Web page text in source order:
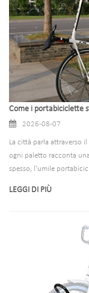
Come i portabiciclette
2026-08-07
La città parla attraverso
ogni paletto racconta
spesso, l’umile
LEGGI DI PIÙ